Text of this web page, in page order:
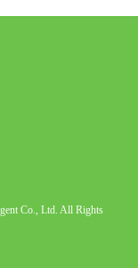
Co., Ltd. All Rights